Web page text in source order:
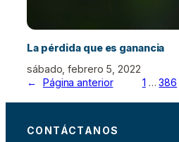
La pérdida que es ganancia
sábado, febrero 5, 2022
←
Página anterior 1 … 386
CONTÁCTANOS